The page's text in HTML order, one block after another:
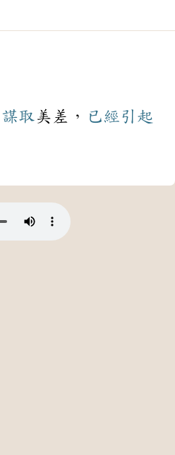
謀取美差， 已經引起